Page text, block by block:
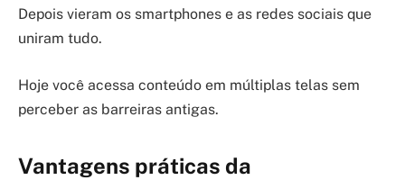
Depois vieram os smartphones e as redes sociais que
uniram tudo.
Hoje você acessa conteúdo em múltiplas telas sem
perceber as barreiras antigas.
Vantagens práticas da